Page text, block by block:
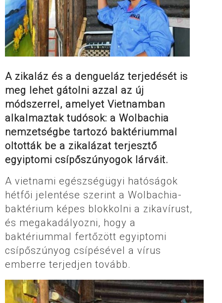
A zikaláz és a dengueláz terjedését is
meg lehet gátolni azzal az új
módszerrel, amelyet Vietnamban
alkalmaztak tudósok: a Wolbachia
nemzetségbe tartozó baktériummal
oltották be a zikalázat terjesztő
egyiptomi csípőszúnyogok lárváit.
A vietnami egészségügyi hatóságok
hétfői jelentése szerint a Wolbachia-
baktérium képes blokkolni a zikavírust,
és megakadályozni, hogy a
baktériummal fertőzött egyiptomi
csípőszúnyog csípésével a vírus
emberre terjedjen tovább.